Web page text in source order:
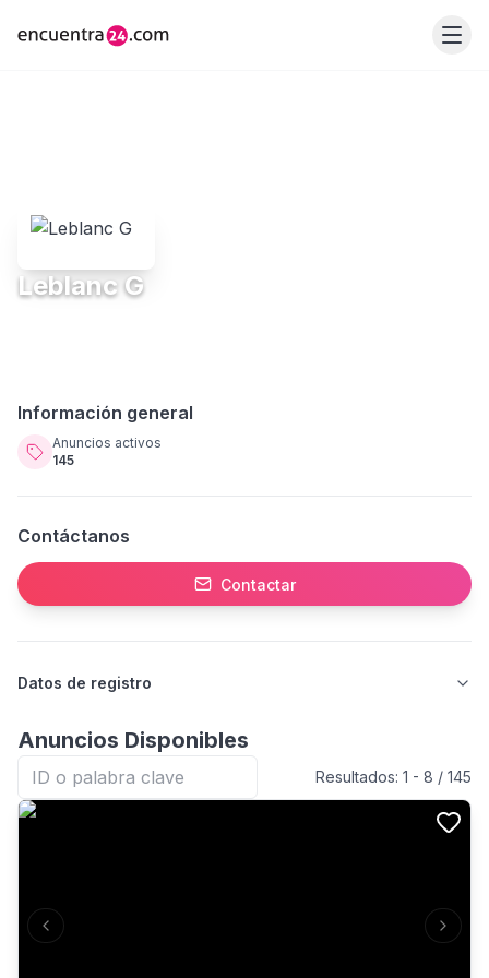
Leblanc G
Información general
Anuncios activos
145
Contáctanos
Contactar
Datos de registro
Anuncios Disponibles
Resultados: 1 - 8 / 145
Previous slide Next